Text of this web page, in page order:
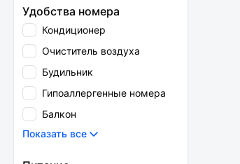
Удобства номера
Кондиционер
Очиститель воздуха
Будильник
Гипоаллергенные номера
Балкон
Показать все